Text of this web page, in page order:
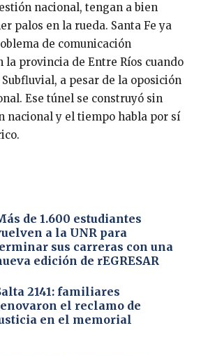
nacional, tengan a bien
palos en la rueda. Santa Fe ya
de comunicación
provincia de Entre Ríos cuando
a pesar de la oposición
Ese túnel se construyó sin
nacional y el tiempo habla por sí
de 1.600 estudiantes
a la UNR para
sus carreras con una
edición de rEGRESAR
2141: familiares
el reclamo de
en el memorial